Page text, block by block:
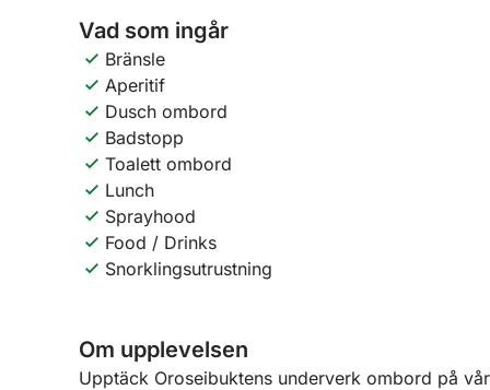
Vad som ingår
Bränsle
Aperitif
Dusch ombord
Badstopp
Toalett ombord
Lunch
Sprayhood
Food / Drinks
Snorklingsutrustning
Om upplevelsen
Upptäck Oroseibuktens underverk ombord på